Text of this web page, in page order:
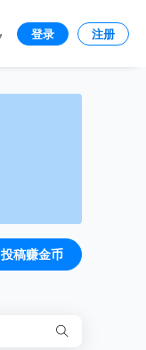
登录 注册
投稿赚金币